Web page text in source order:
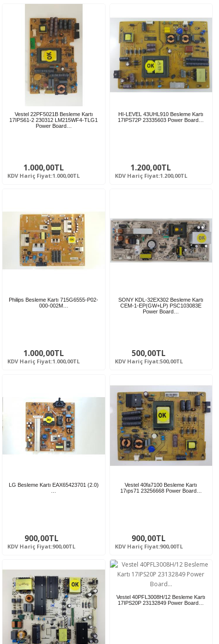
Vestel 22PF5021B Besleme Kartı
17IPS61-2 230312 LM215WF4-TLG1
Power Board…
1.000,00TL
KDV Hariç Fiyat:1.000,00TL
HI-LEVEL 43UHL910 Besleme Kartı
17IPS72P 23335603 Power Board…
1.200,00TL
KDV Hariç Fiyat:1.200,00TL
Philips Besleme Kartı 715G6555-P02-
000-002M…
1.000,00TL
KDV Hariç Fiyat:1.000,00TL
SONY KDL-32EX302 Besleme Kartı
CEM-1-EP(GW+LP) PSC103083E
Power Board…
500,00TL
KDV Hariç Fiyat:500,00TL
LG Besleme Kartı EAX65423701 (2.0)
900,00TL
KDV Hariç Fiyat:900,00TL
Vestel 40fa7100 Besleme Kartı
17ıps71 23256668 Power Board…
900,00TL
KDV Hariç Fiyat:900,00TL
Vestel 40PFL3008H/12 Besleme Kartı
17IPS20P 23132849 Power Board…